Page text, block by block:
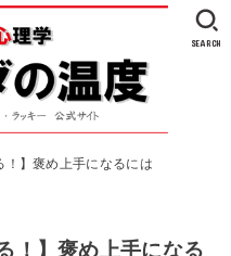
SEARCH
！】褒め上手になるには
！】褒め上手になる